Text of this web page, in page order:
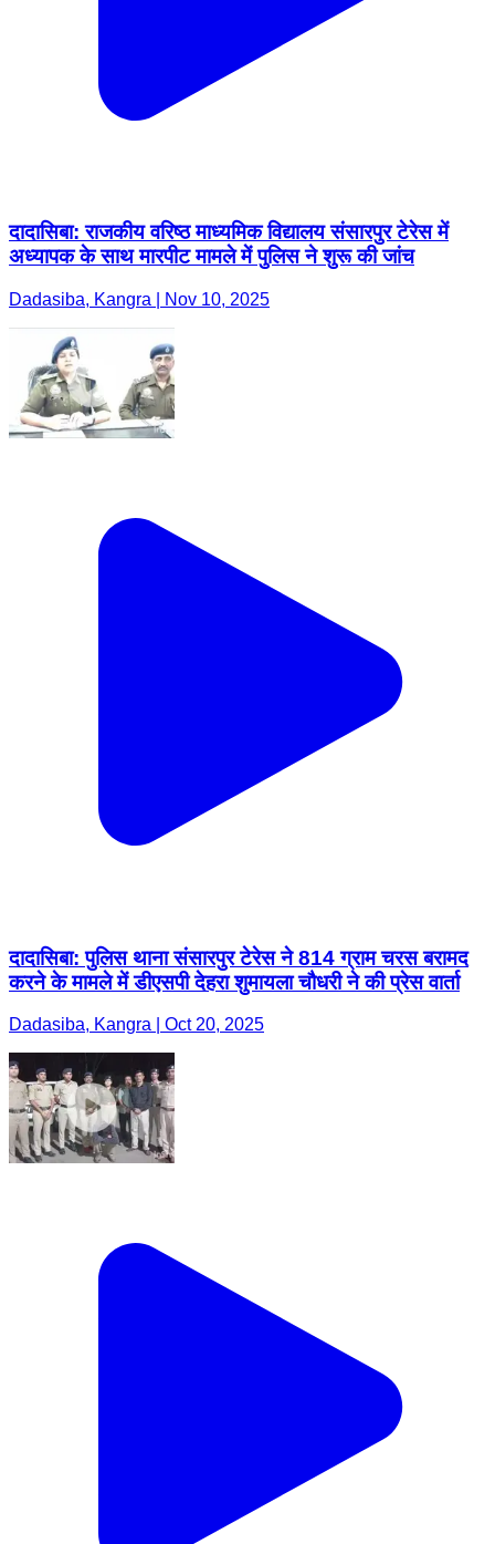
दादासिबा: राजकीय वरिष्ठ माध्यमिक विद्यालय संसारपुर टेरेस में
अध्यापक के साथ मारपीट मामले में पुलिस ने शुरू की जांच
Dadasiba, Kangra | Nov 10, 2025
दादासिबा: पुलिस थाना संसारपुर टेरेस ने 814 ग्राम चरस बरामद
करने के मामले में डीएसपी देहरा शुमायला चौधरी ने की प्रेस वार्ता
Dadasiba, Kangra | Oct 20, 2025